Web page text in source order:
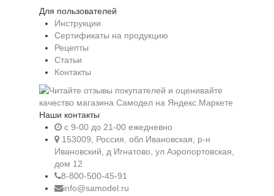
Для пользователей
Инструкции
Сертификаты на продукцию
Рецепты
Статьи
Контакты
Наши контакты
c 9-00 до 21-00 ежедневно
153009, Россия, обл Ивановская, р-н
Ивановский, д Игнатово, ул Аэропортовская,
дом 12
8-800-500-45-91
info@samodel.ru